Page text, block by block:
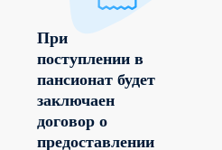
При
поступлении в
пансионат будет
заключаен
договор о
предоставлении